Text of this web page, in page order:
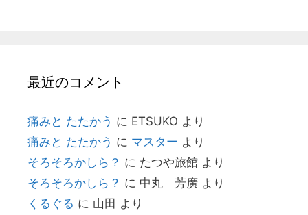
最近のコメント
痛みと たたかう に ETSUKO より
痛みと たたかう に マスター より
そろそろかしら？ に たつや旅館 より
そろそろかしら？ に 中丸 芳廣 より
くるぐる に 山田 より